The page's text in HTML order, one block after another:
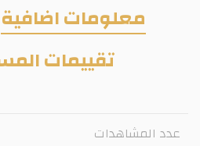
معلومات اضافية
تقييمات
عدد المشاهدات